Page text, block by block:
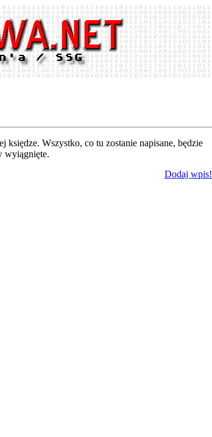
księdze. Wszystko, co tu zostanie napisane, będzie
wyiągnięte.
Dodaj wpis!